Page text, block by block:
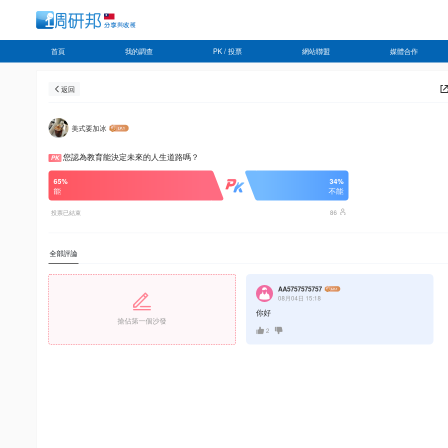
首頁 我的調查 PK / 投票 網站聯盟 媒體合作
返回
美式要加冰
PK 您認為教育能決定未來的人生道路嗎？
65%
能
34%
不能
投票已結束 86
全部評論
搶佔第一個沙發
AA5757575757
08月04日 15:18
你好
2